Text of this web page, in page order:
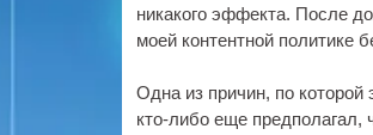
никакого эффекта. После
моей контентной политике
Одна из причин, по которой
кто-либо еще предполагал,